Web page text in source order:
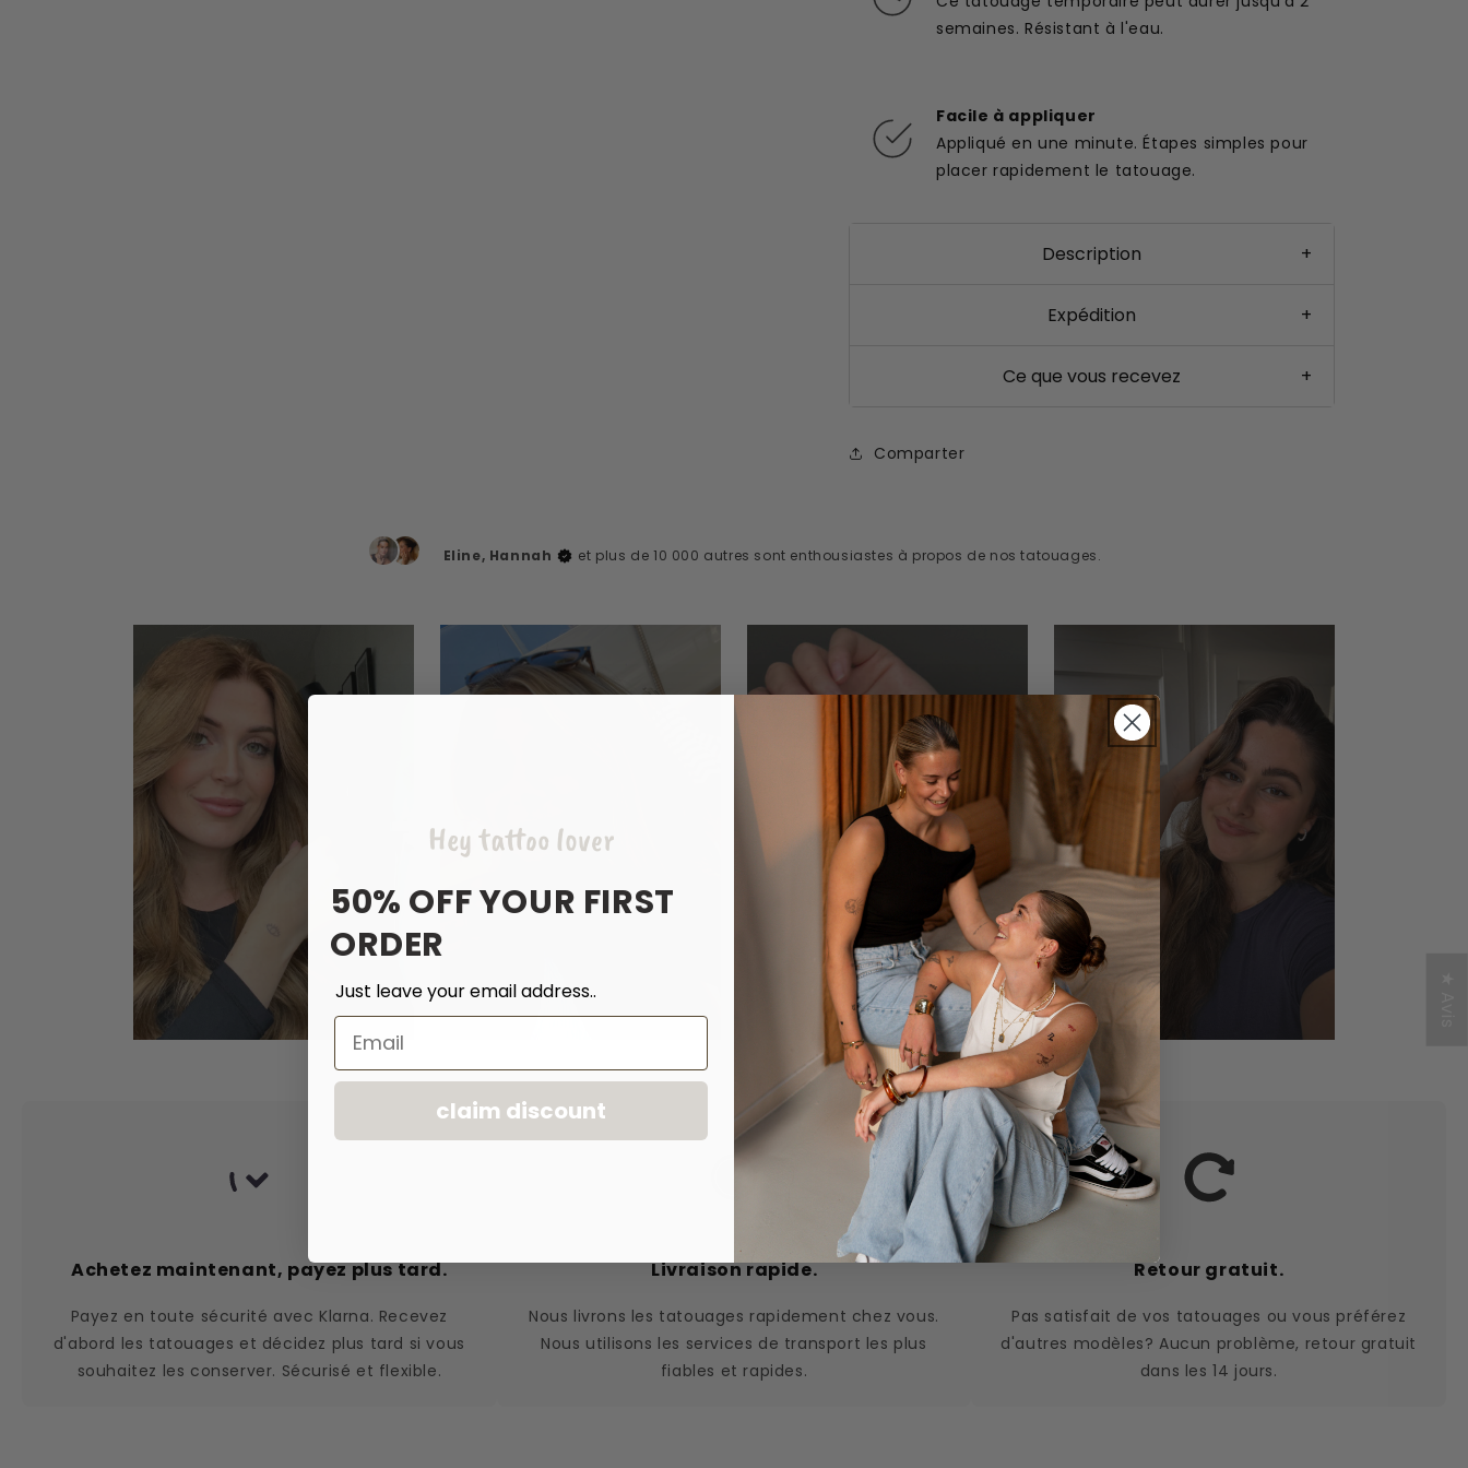
semaines. Résistant à l'eau.
Facile à appliquer
Appliqué en une minute. Étapes simples pour
placer rapidement le tatouage.
Description +
Expédition +
Ce que vous recevez +
Comparter
Eline, Hannah et plus de 10 000 autres sont enthousiastes à propos de nos tatouages.
Achetez maintenant, payez plus tard.
Payez en toute sécurité avec Klarna. Recevez
d'abord les tatouages et décidez plus tard si vous
souhaitez les conserver. Sécurisé et flexible.
Livraison rapide.
Nous livrons les tatouages rapidement chez vous.
Nous utilisons les services de transport les plus
fiables et rapides.
Retour gratuit.
Pas satisfait de vos tatouages ou vous préférez
d'autres modèles? Aucun problème, retour gratuit
dans les 14 jours.
Hey tattoo lover
50% OFF YOUR FIRST
ORDER
Just leave your email address..
Email
claim discount